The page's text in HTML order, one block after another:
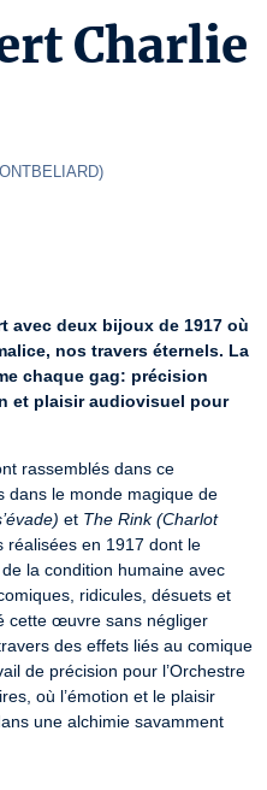
Charlie
)
avec deux bijoux de 1917 où
nos travers éternels. La
chaque gag: précision
et plaisir audiovisuel pour
rassemblés dans ce
le monde magique de
et The Rink (Charlot
réalisées en 1917 dont le
la condition humaine avec
ridicules, désuets et
cette œuvre sans négliger
des effets liés au comique
de précision pour l’Orchestre
où l’émotion et le plaisir
une alchimie savamment